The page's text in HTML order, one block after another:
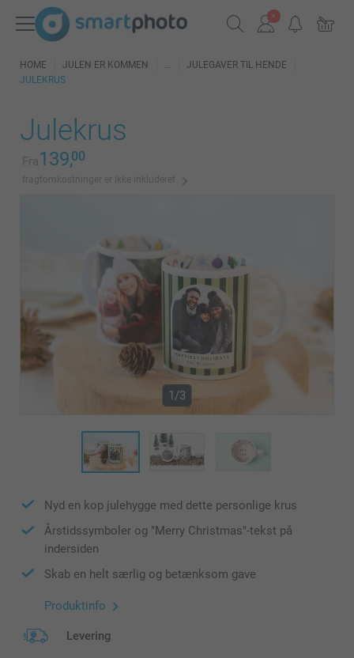
HOME JULEN ER KOMMEN
JULEGAVER TIL HENDE
JULEKRUS
Julekrus
Fra139,00
fragtomkostninger er ikke inkluderet
1/3
Nyd en kop julehygge med dette personlige krus
Årstidssymboler og "Merry Christmas"-tekst på
indersiden
Skab en helt særlig og betænksom gave
Produktinfo
Levering